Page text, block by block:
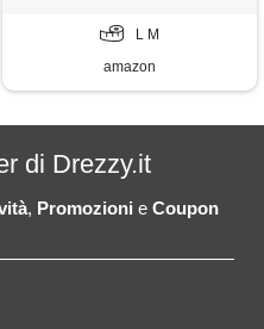
L M
amazon
di Drezzy.it
, Promozioni e Coupon